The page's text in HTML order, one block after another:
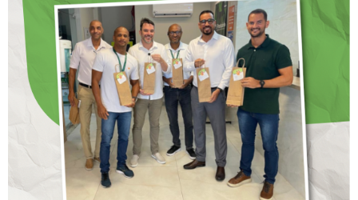
DIA DOS PAIS É
ANTECIPADO PARA
COLABORADORES DO
CREFITO-7